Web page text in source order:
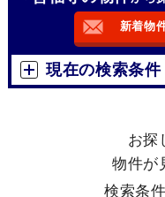
新着物
現在の検索条件
お探
物件が
検索条